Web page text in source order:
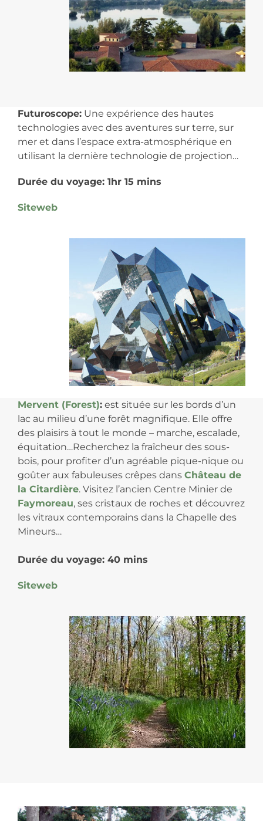
Futuroscope: Une expérience des hautes
technologies avec des aventures sur terre, sur
mer et dans l’espace extra-atmosphérique en
utilisant la dernière technologie de projection…
Durée du voyage: 1hr 15 mins
Siteweb
Mervent (Forest): est située sur les bords d’un
lac au milieu d’une forêt magnifique. Elle offre
des plaisirs à tout le monde – marche, escalade,
équitation…Recherchez la fraîcheur des sous-
bois, pour profiter d’un agréable pique-nique ou
goûter aux fabuleuses crêpes dans Château de
la Citardière. Visitez l’ancien Centre Minier de
Faymoreau, ses cristaux de roches et découvrez
les vitraux contemporains dans la Chapelle des
Mineurs…
Durée du voyage: 40 mins
Siteweb